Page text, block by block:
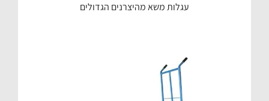
עגלות משא מהיצרנים הגדולים